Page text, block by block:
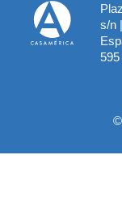
s/n
©